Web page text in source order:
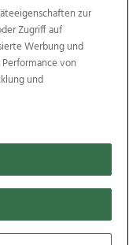
Wimmer
Ischler Woche
OÖN Immobilien
Galerien
& Co KG
zur
Zugriff auf
Werbung und
von
und